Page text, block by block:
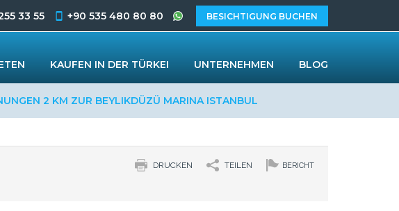
2 KM ZUR BEYLIKDÜZÜ MARINA ISTANBUL
BERICHT
TEILEN
DRUCKEN
33 55 +90 535 480 80 80 BESICHTIGUNG BUCHEN
KAUFEN IN DER TÜRKEI UNTERNEHMEN BLOG